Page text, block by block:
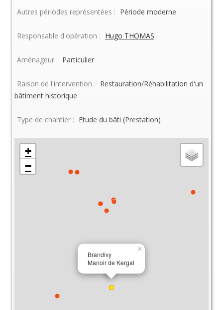
Autres périodes représentées : Période moderne
Responsable d'opération : Hugo THOMAS
Aménageur : Particulier
Raison de l'intervention : Restauration/Réhabilitation d'un
bâtiment historique
Type de chantier : Etude du bâti (Prestation)
Brandivy
Manoir de Kergal
×
+
−